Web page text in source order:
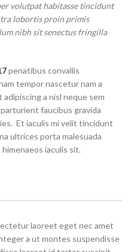
volutpat habitasse tincidunt
lobortis proin primis
nibh sit senectus fringilla
penatibus convallis
tempor nascetur nam a
a nisl neque sem
faucibus gravida
Et iaculis mi velit tincidunt
ultrices porta malesuada
iaculis sit.
laoreet eget nec amet
a ut montes suspendisse